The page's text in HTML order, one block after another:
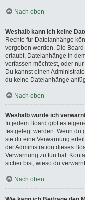
Nach oben
Weshalb kann ich keine
Rechte für Dateianhänge
vergeben werden. Die
erlaubt, Dateianhänge in
verfassen möchtest, oder
Du kannst einen
du keine Dateianhänge
Nach oben
Weshalb wurde ich
In jedem Board gibt es
festgelegt werden. Wenn du
sie dir eine Verwarnung
der Administration dieses
Verwarnung zu tun hat.
sicher bist, wieso du
Nach oben